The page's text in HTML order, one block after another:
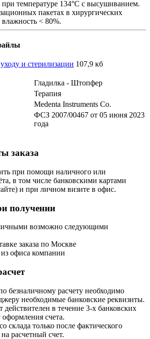
температуре 134°С с высушиванием.
пакетах в хирургических
< 80%.
и стерилизации 107,9 кб
Гладилка - Штопфер
Терапия
Medenta Instruments Co.
ФСЗ 2007/00467 от 05 июня 2023
года
заказа
при помощи наличного или
в том числе банковскими картами
и при личном визите в офис.
получении
возможно следующими
заказа по Москве
офиса компании
безналичному расчету необходимо
необходимые банковские реквизиты.
в течение 3-х банковских
cчета.
склада только после фактического
расчетный счет.